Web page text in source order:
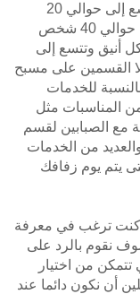
يتألف قسم الرجال من مجلس خارجي ويتسع إلى حوالي 20
شخص ومجلس داخلي مميز تصل سعته إلى حوالي 40 شخص
أنيق وتتسع إلى
يحتوي كلا القسمين على مسبح
للخدمات
المناسبات مثل
مع الصبابين لقسم
من الخدمات
يتم يوم زفافك
كنت ترغب في معرفة
نقوم بالرد على
من اختيار
أن نكون دائما عند